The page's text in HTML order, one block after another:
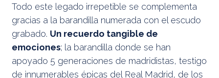
Todo este legado irrepetible se complementa
gracias a la barandilla numerada con el escudo
grabado. Un recuerdo tangible de
emociones; la barandilla donde se han
apoyado 5 generaciones de madridistas, testigo
de innumerables épicas del Real Madrid, de los